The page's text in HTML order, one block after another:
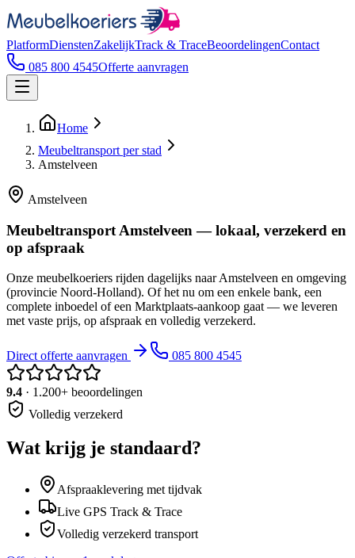
PlatformDienstenZakelijkTrack & TraceBeoordelingenContact
085 800 4545Offerte aanvragen
Home
Meubeltransport per stad
Amstelveen
Amstelveen
Meubeltransport Amstelveen — lokaal, verzekerd en
op afspraak
Onze meubelkoeriers rijden dagelijks naar Amstelveen en omgeving
(provincie Noord-Holland). Of het nu om een enkele bank, een
complete inboedel of een Marktplaats-aankoop gaat — we leveren
met vaste prijs, op afspraak en volledig verzekerd.
Direct offerte aanvragen 085 800 4545
9.4 · 1.200+ beoordelingen
Volledig verzekerd
Wat krijg je standaard?
Afspraaklevering met tijdvak
Live GPS Track & Trace
Volledig verzekerd transport